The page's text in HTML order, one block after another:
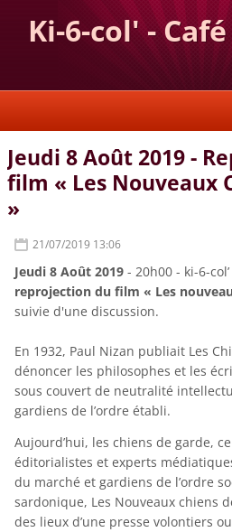
Ki-6-col' -
Jeudi 8 Août 2019 -
film « Les Nouveaux
»
21/07/2019 13:06
Jeudi 8 Août 2019 - 20h00 - ki-6-
reprojection du film « Les
suivie d'une discussion.
En 1932, Paul Nizan publiait Les
dénoncer les philosophes et les
sous couvert de neutralité
gardiens de l’ordre établi.
Aujourd’hui, les chiens de garde,
éditorialistes et experts
du marché et gardiens de l’ordre
sardonique, Les Nouveaux chiens
des lieux d’une presse volontiers